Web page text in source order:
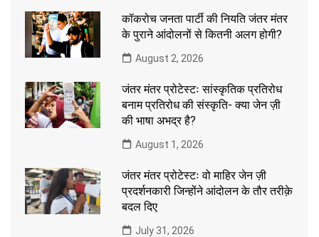
कॉकरोच जनता पार्टी की नियति जंतर मंतर
के पुराने आंदोलनों से कितनी अलग होगी?
August 2, 2026
जंतर मंतर प्रोटेस्टः सांस्कृतिक प्रतिरोध
बनाम प्रतिरोध की संस्कृति- क्या जेन ज़ी
की भाषा अभद्र है?
August 1, 2026
जंतर मंतर प्रोटेस्टः वो माहिर जेन ज़ी
प्रदर्शनकारी जिन्होंने आंदोलन के तौर तरीक़े
बदल दिए
July 31, 2026